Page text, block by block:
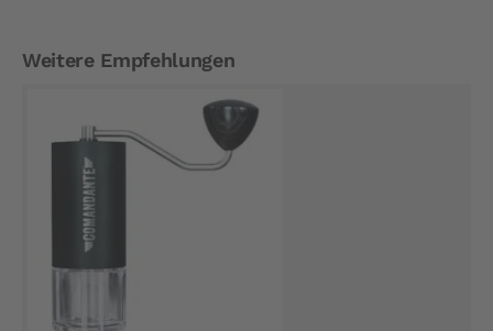
Weitere Empfehlungen